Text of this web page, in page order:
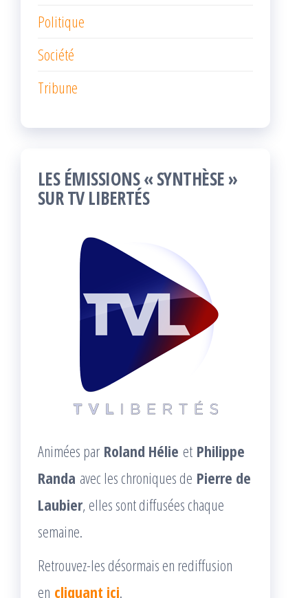
Politique
Société
Tribune
LES ÉMISSIONS « SYNTHÈSE »
SUR TV LIBERTÉS
Animées par Roland Hélie et Philippe
Randa avec les chroniques de Pierre de
Laubier, elles sont diffusées chaque
semaine.
Retrouvez-les désormais en rediffusion
en cliquant ici.